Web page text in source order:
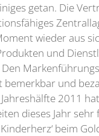
getan. Die
wieder aus
und
Den
und
2011
dieses Jahr
beim